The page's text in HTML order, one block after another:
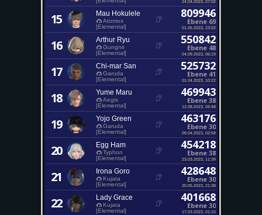
24.04.2023, 07:02
15 Mau Hokulele
Atomos
[Elemental]
809946
Ebene 69
01.05.2023, 23:02
16 Arthur Ryu
Gungnir
[Elemental]
550842
Ebene 48
04.09.2023, 06:19
17 Chi-mar San
Garuda
[Elemental]
525732
Ebene 41
01.04.2023, 10:22
18 Yume Maru
Aegis
[Elemental]
469943
Ebene 38
12.08.2023, 04:48
19 Yojo Green
Garuda
[Elemental]
463176
Ebene 30
09.04.2023, 02:58
20 Egg Ham
Typhon
[Elemental]
454218
Ebene 38
23.03.2023, 11:39
21 Irona Goro
Kujata
[Elemental]
428648
Ebene 30
20.05.2023, 21:38
22 Lady Grace
Kujata
[Elemental]
401668
Ebene 30
17.03.2023, 01:15